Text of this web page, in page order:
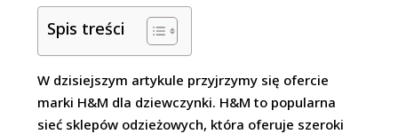
Spis treści
W dzisiejszym artykule przyjrzymy się ofercie
marki H&M dla dziewczynki. H&M to popularna
sieć sklepów odzieżowych, która oferuje szeroki